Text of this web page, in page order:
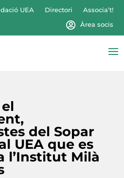
UEA Directori
Associa’t!
Àrea socis
del Sopar
UEA que es
l’Institut Milà